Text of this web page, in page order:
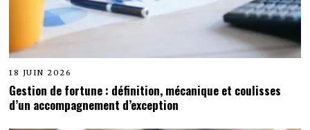
18 JUIN 2026
Gestion de fortune : définition, mécanique et coulisses
d’un accompagnement d’exception